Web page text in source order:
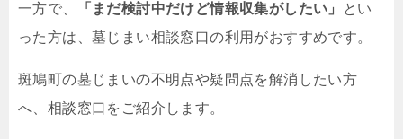
一方で、 「まだ検討中だけど情報収集がしたい」
とい
った方は、墓じまい相談窓口の利用がおすすめです。
斑鳩町の墓じまいの不明点や疑問点を解消したい方
へ、相談窓口をご紹介します。